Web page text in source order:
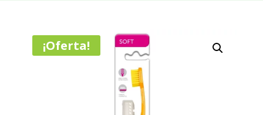
¡Oferta!